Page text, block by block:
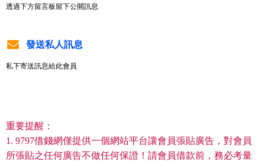
透過下方留言板留下公開訊息
發送私人訊息
私下寄送訊息給此會員
重要提醒：
1. 9797借錢網僅提供一個網站平台讓會員張貼廣告，對會員
所張貼之任何廣告不做任何保證！請會員借款前，務必考量